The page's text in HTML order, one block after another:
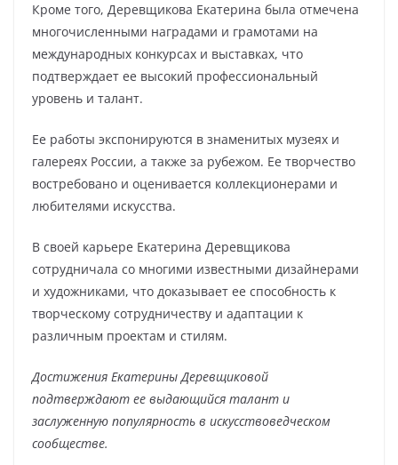
Кроме того, Деревщикова Екатерина была отмечена
многочисленными наградами и грамотами на
международных конкурсах и выставках, что
подтверждает ее высокий профессиональный
уровень и талант.
Ее работы экспонируются в знаменитых музеях и
галереях России, а также за рубежом. Ее творчество
востребовано и оценивается коллекционерами и
любителями искусства.
В своей карьере Екатерина Деревщикова
сотрудничала со многими известными дизайнерами
и художниками, что доказывает ее способность к
творческому сотрудничеству и адаптации к
различным проектам и стилям.
Достижения Екатерины Деревщиковой
подтверждают ее выдающийся талант и
заслуженную популярность в искусствоведческом
сообществе.